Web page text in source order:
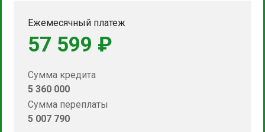
Ежемесячный платеж
57 599 ₽
Сумма кредита
5 360 000
Сумма переплаты
5 007 790